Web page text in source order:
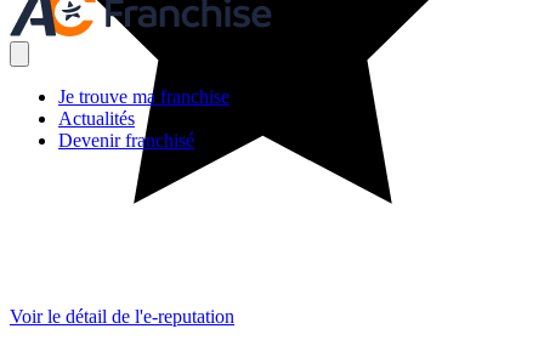
Je trouve ma franchise
Actualités
Devenir franchisé
Voir le détail de l'e-reputation